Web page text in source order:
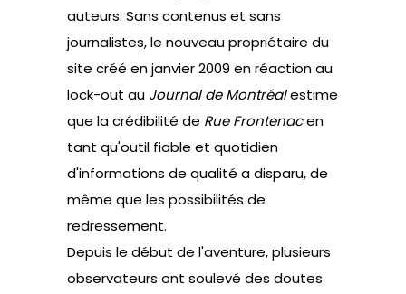
auteurs. Sans contenus et sans
journalistes, le nouveau propriétaire du
site créé en janvier 2009 en réaction au
lock-out au Journal de Montréalestime
que la crédibilité de Rue Frontenacen
tant qu'outil fiable et quotidien
d'informations de qualité a disparu, de
même que les possibilités de
redressement.
Depuis le début de l'aventure, plusieurs
observateurs ont soulevé des doutes